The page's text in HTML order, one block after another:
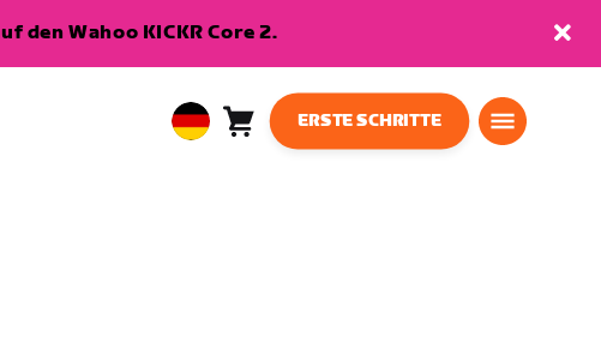
den Wahoo KICKR Core 2.
EuropeanWarenkorb0
ERSTE SCHRITTE